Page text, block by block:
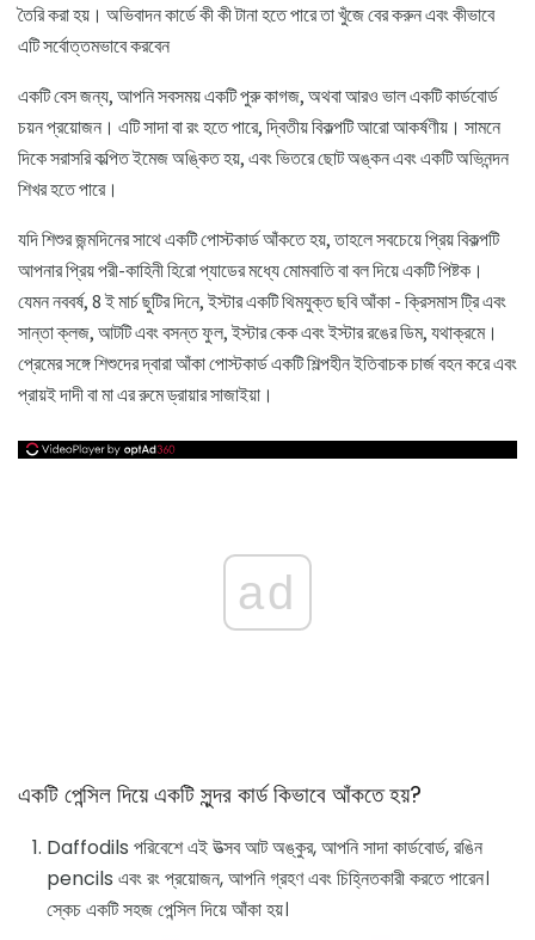
তৈরি করা হয়। অভিবাদন কার্ডে কী কী টানা হতে পারে তা খুঁজে বের করুন এবং কীভাবে
এটি সর্বোত্তমভাবে করবেন
একটি বেস জন্য, আপনি সবসময় একটি পুরু কাগজ, অথবা আরও ভাল একটি কার্ডবোর্ড
চয়ন প্রয়োজন। এটি সাদা বা রং হতে পারে, দ্বিতীয় বিকল্পটি আরো আকর্ষণীয়। সামনে
দিকে সরাসরি কল্পিত ইমেজ অঙ্কিত হয়, এবং ভিতরে ছোট অঙ্কন এবং একটি অভিনন্দন
শিখর হতে পারে।
যদি শিশুর জন্মদিনের সাথে একটি পোস্টকার্ড আঁকতে হয়, তাহলে সবচেয়ে প্রিয় বিকল্পটি
আপনার প্রিয় পরী-কাহিনী হিরো প্যাডের মধ্যে মোমবাতি বা বল দিয়ে একটি পিষ্টক।
যেমন নববর্ষ, 8 ই মার্চ ছুটির দিনে, ইস্টার একটি থিমযুক্ত ছবি আঁকা - ক্রিসমাস ট্রি এবং
সান্তা ক্লজ, আটটি এবং বসন্ত ফুল, ইস্টার কেক এবং ইস্টার রঙের ডিম, যথাক্রমে।
প্রেমের সঙ্গে শিশুদের দ্বারা আঁকা পোস্টকার্ড একটি শিল্পহীন ইতিবাচক চার্জ বহন করে এবং
প্রায়ই দাদী বা মা এর রুমে ড্রায়ার সাজাইয়া।
ad
একটি পেন্সিল দিয়ে একটি সুন্দর কার্ড কিভাবে আঁকতে হয়?
Daffodils পরিবেশে এই উত্সব আট অঙ্কুর, আপনি সাদা কার্ডবোর্ড, রঙিন
pencils এবং রং প্রয়োজন, আপনি গ্রহণ এবং চিহ্নিতকারী করতে পারেন।
স্কেচ একটি সহজ পেন্সিল দিয়ে আঁকা হয়।